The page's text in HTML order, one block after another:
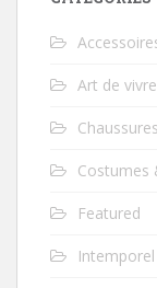
Art de vivre
Chaussures
Costumes
Featured
Intemporel